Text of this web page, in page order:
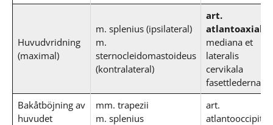
Huvudvridning
(maximal)
m. splenius (ipsilateral)
m.
sternocleidomastoideus
(kontralateral)
art.
atlantoaxialis
mediana et
lateralis
cervikala
fasettlederna
Bakåtböjning av
huvudet
mm. trapezii
m. splenius
art.